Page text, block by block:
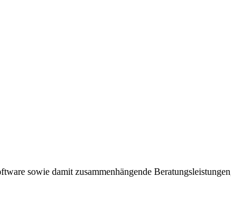
sowie damit zusammenhängende